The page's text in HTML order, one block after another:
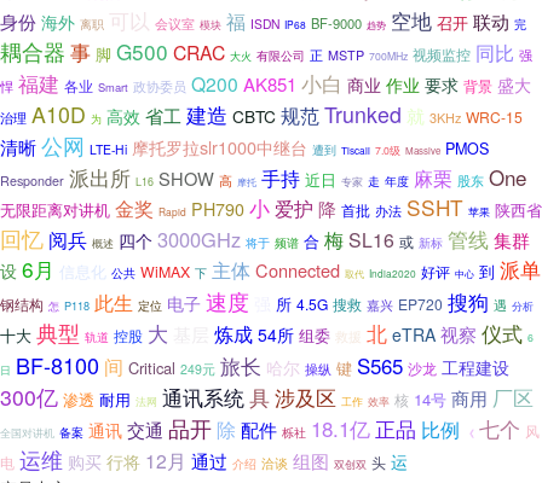
身份 海外 离职 可以 会议室 模块 福 ISDN IP68 BF-9000 趋势 空地 召开 联动 完
耦合器 事 脚 G500 CRAC 大火 有限公司 正 MSTP 700MHz 视频监控 同比 强
悍 福建 各业 Smart 政协委员 Q200 AK851 小白 商业 作业 要求 背景 盛大
治理 A10D 为 高效 省工 建造 CBTC 规范Trunked 就 3KHz WRC-15
清晰公网 LTE-Hi 摩托罗拉slr1000中继台 遭到 Tiscali 7.0级 Massive PMOS
Responder 派出所 L16 SHOW 高 摩托 手持 近日 专家 走 年度 麻栗 股东 One
无限距离对讲机 金奖 Rapid PH790 小爱护 降 首批 办法 SSHT 苹果 陕西省
回忆 阅兵 概述 四个3000GHz 将于 频谱 合 梅SL16 或 新标 管线集群
设 6月 信息化 公共 WiMAX 下 主体 Connected 取代 India2020 好评 中心 到 派单
钢结构 怎 P118 此生 定位 电子 速度 所 4.5G 搜救 嘉兴 EP720 搜狗 遇 分析
十大 典型 轨道 控股 大 炼成 54所 组委 救援 北 eTRA 视察 仪式 6
日 BF-8100 间 Critical 249元 旅长 哈尔 操纵 键 S565 沙龙 工程建设
300亿 渗透 耐用 法网 通讯系统具涉及区 工作 效率 核 14号 商用 厂区
全国对讲机 备案 通讯 交通 品开 除 配件 栎社 18.1亿 正品 比例 《 七个 风
电 运维 购买 行将 12月 通过 介绍 洽谈 组图 双创双 头 运